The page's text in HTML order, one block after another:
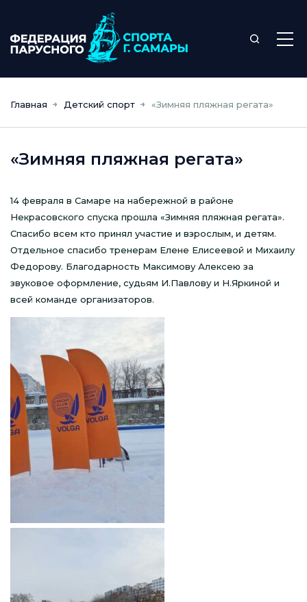
Главная Детский спорт «Зимняя пляжная регата»
«Зимняя пляжная регата»
14 февраля в Самаре на набережной в районе
Некрасовского спуска прошла «Зимняя пляжная регата».
Спасибо всем кто принял участие и взрослым, и детям.
Отдельное спасибо тренерам Елене Елисеевой и Михаилу
Федорову. Благодарность Максимову Алексею за
звуковое оформление, судьям И.Павлову и Н.Яркиной и
всей команде организаторов.